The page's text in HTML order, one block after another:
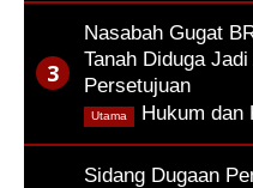
Nasabah Gugat
Tanah Diduga
Persetujuan
Hukum dan
Utama
Sidang Dugaan